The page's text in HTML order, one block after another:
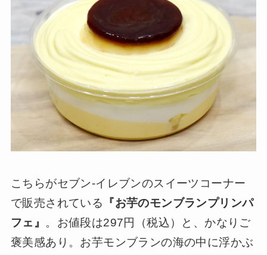
こちらがセブン-イレブンのスイーツコーナー
で販売されている
『お芋のモンブランプリンパ
フェ』 。お値段は297円（税込）と、かなりご
褒美感あり。お芋モンブランの海の中に浮かぶ